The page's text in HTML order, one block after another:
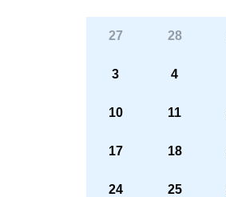
27 28
3 4
10 11
17 18
24 25